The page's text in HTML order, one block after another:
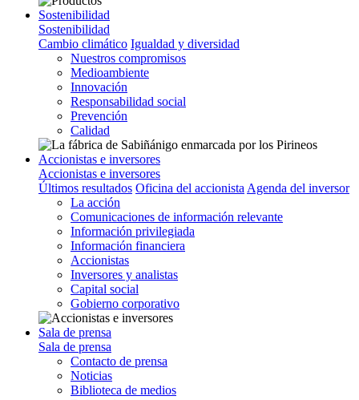
Sostenibilidad
Sostenibilidad
Cambio climático Igualdad y diversidad
Nuestros compromisos
Medioambiente
Innovación
Responsabilidad social
Prevención
Calidad
Accionistas e inversores
Accionistas e inversores
Últimos resultados Oficina del accionista Agenda del inversor
La acción
Comunicaciones de información relevante
Información privilegiada
Información financiera
Accionistas
Inversores y analistas
Capital social
Gobierno corporativo
Sala de prensa
Sala de prensa
Contacto de prensa
Noticias
Biblioteca de medios